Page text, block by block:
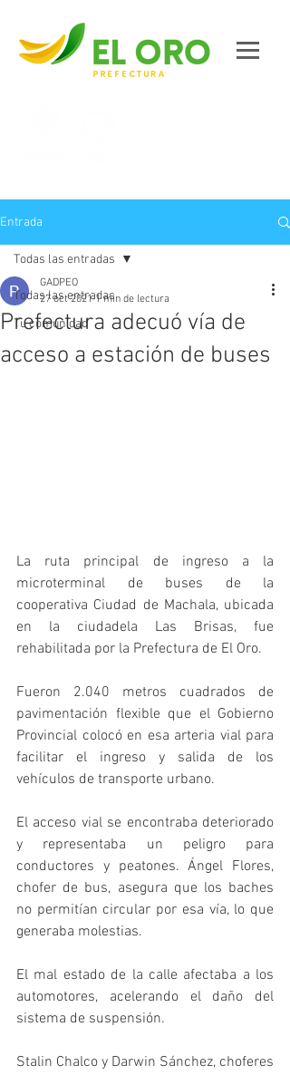
Entrada
Todas las entradas
Tu comunidad
Todas las entradas
Prefectura adecuó vía de
acceso a estación de buses
GADPEO
27 oct 2021 1 min de lectura
La ruta principal de ingreso a la
microterminal de buses de la
cooperativa Ciudad de Machala, ubicada
en la ciudadela Las Brisas, fue
rehabilitada por la Prefectura de El Oro.
Fueron 2.040 metros cuadrados de
pavimentación flexible que el Gobierno
Provincial colocó en esa arteria vial para
facilitar el ingreso y salida de los
vehículos de transporte urbano.
El acceso vial se encontraba deteriorado
y representaba un peligro para
conductores y peatones. Ángel Flores,
chofer de bus, asegura que los baches
no permitían circular por esa vía, lo que
generaba molestias.
El mal estado de la calle afectaba a los
automotores, acelerando el daño del
sistema de suspensión.
Stalin Chalco y Darwin Sánchez, choferes